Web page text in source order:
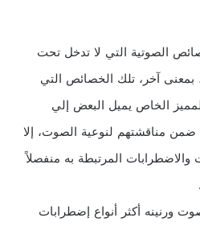
الصوتية التي لا تدخل تحت
آخر، تلك الخصائص التي
الخاص يميل البعض إلي
مناقشتهم لنوعية الصوت، إلا
المرتبطة به منفصلاً
ورنينه أكثر أنواع إضطرابات